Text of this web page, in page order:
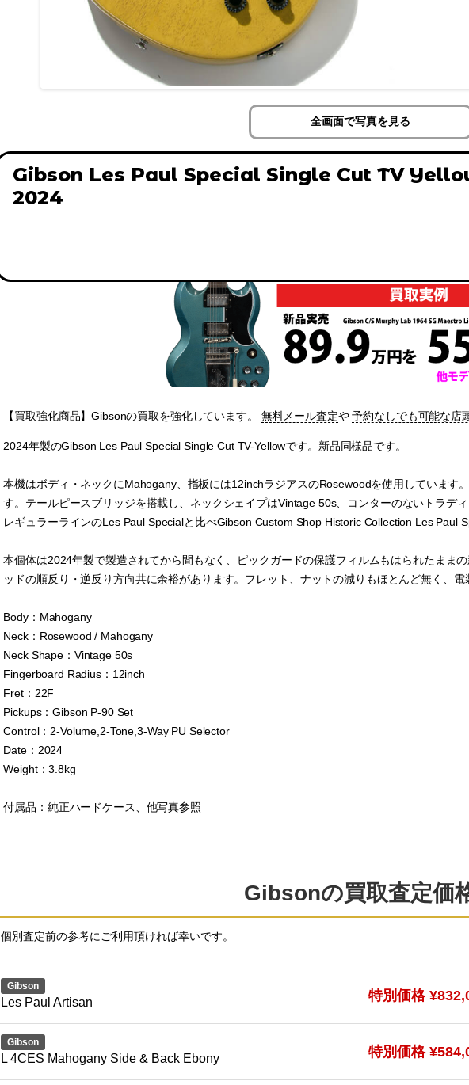
全画面で写真を見る
Gibson Les Paul Special Single Cut TV
2024
【買取強化商品】Gibsonの買取を強化しています。 無料メール査定や予約なしでも可能な店
2024年製のGibson Les Paul Special Single Cut TV-Yellowです。新品同様品です。
本機はボディ・ネックにMahogany、指板には12inchラジアスのRosewoodを使用しています
す。テールピースブリッジを搭載し、ネックシェイプはVintage 50s、コンターのないトラデ
レギュラーラインのLes Paul Specialと比べGibson Custom Shop Historic Collection Les Paul
本個体は2024年製で製造されてから間もなく、ピックガードの保護フィルムもはられたまま
ッドの順反り・逆反り方向共に余裕があります。フレット、ナットの減りもほとんど無く、電
Body：Mahogany
Neck：Rosewood / Mahogany
Neck Shape：Vintage 50s
Fingerboard Radius：12inch
Fret：22F
Pickups：Gibson P-90 Set
Control：2-Volume,2-Tone,3-Way PU Selector
Date：2024
Weight：3.8kg
付属品：純正ハードケース、他写真参照
Gibsonの買取査定価
個別査定前の参考にご利用頂ければ幸いです。
Gibson
Les Paul Artisan 特別価格
Gibson
L 4CES Mahogany Side & Back Ebony 特別価格